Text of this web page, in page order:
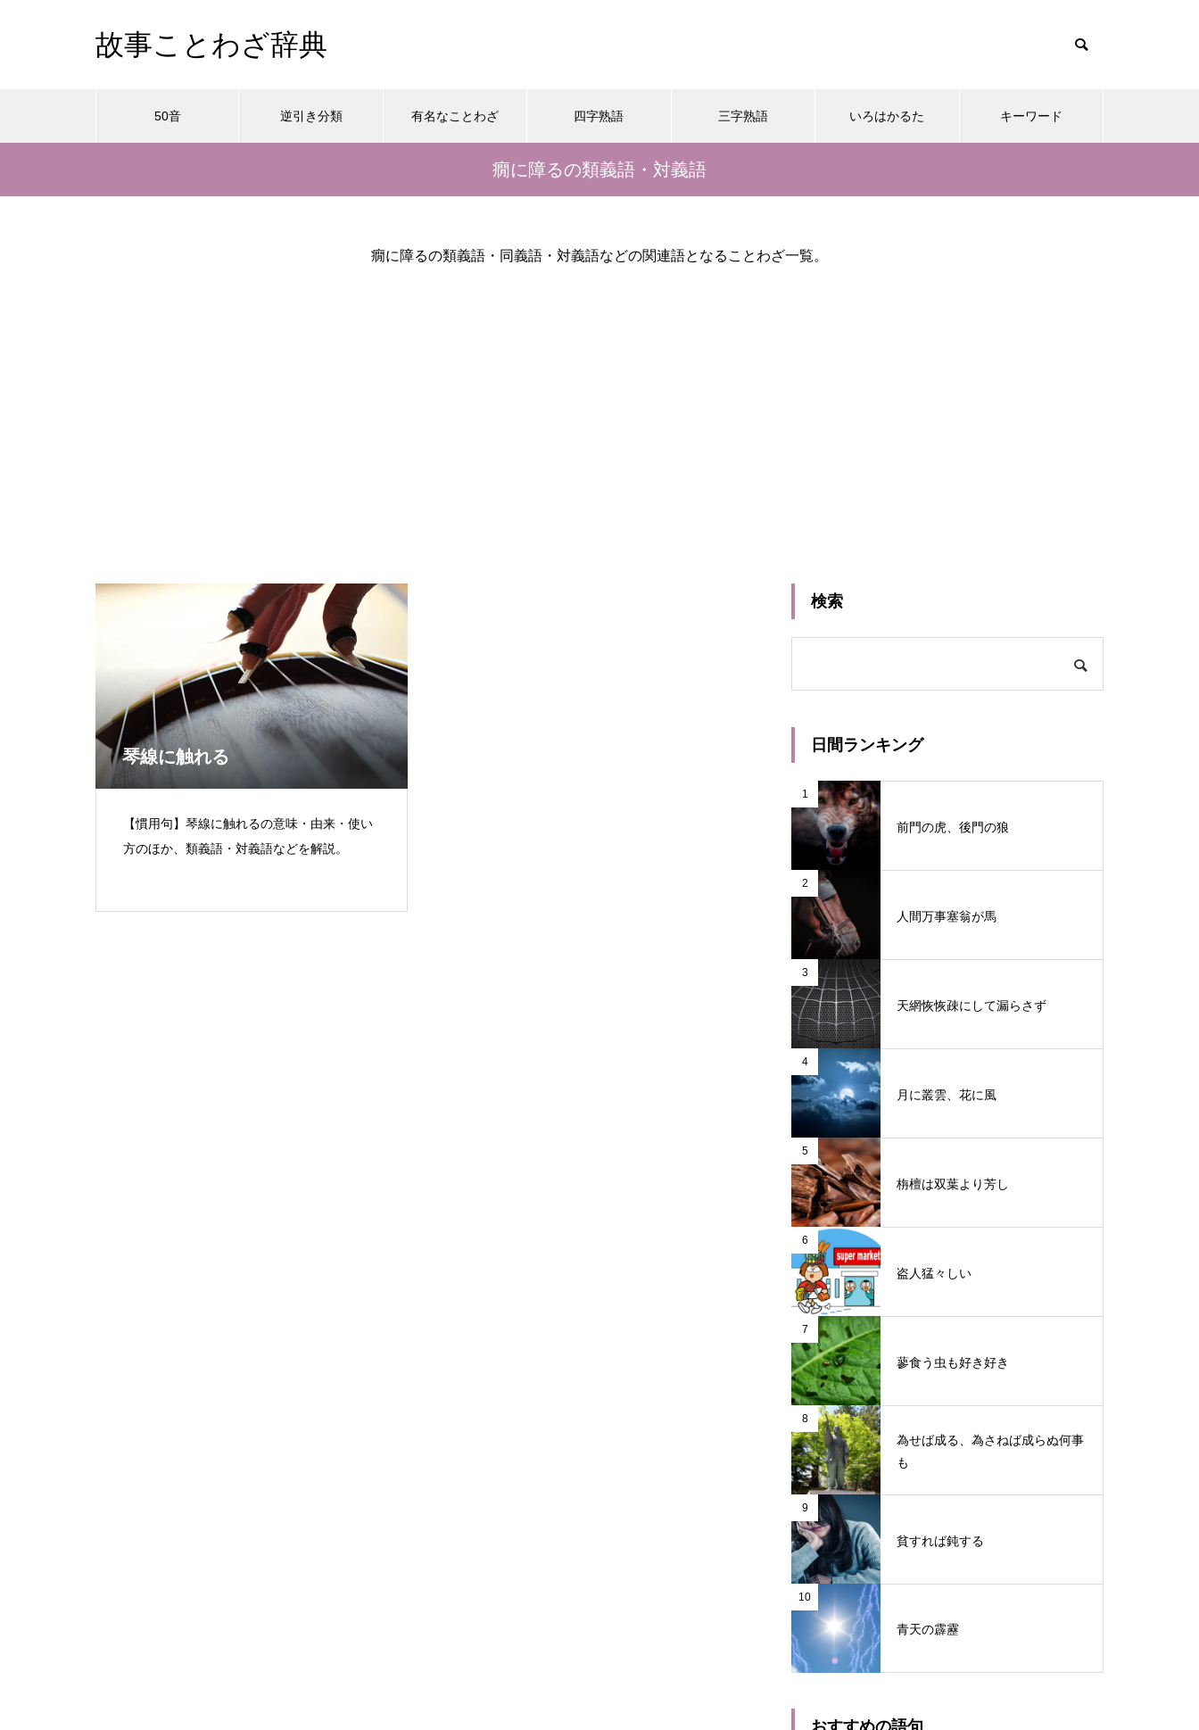
故事ことわざ辞典
50音 逆引き分類 有名なことわざ 四字熟語 三字熟語 いろはかるた キーワード
癇に障るの類義語・対義語
癇に障るの類義語・同義語・対義語などの関連語となることわざ一覧。
琴線に触れる
【慣用句】琴線に触れるの意味・由来・使い
方のほか、類義語・対義語などを解説。
検索
日間ランキング
1
前門の虎、後門の狼
2
人間万事塞翁が馬
3
天網恢恢疎にして漏らさず
4
月に叢雲、花に風
5
栴檀は双葉より芳し
6
盗人猛々しい
7
蓼食う虫も好き好き
8
為せば成る、為さねば成らぬ何事
も
9
貧すれば鈍する
10
青天の霹靂
おすすめの語句